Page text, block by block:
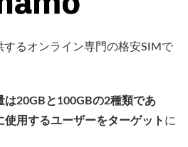
するオンライン専門の格安SIMで
は20GBと100GBの2種類であ
使用するユーザーをターゲット に